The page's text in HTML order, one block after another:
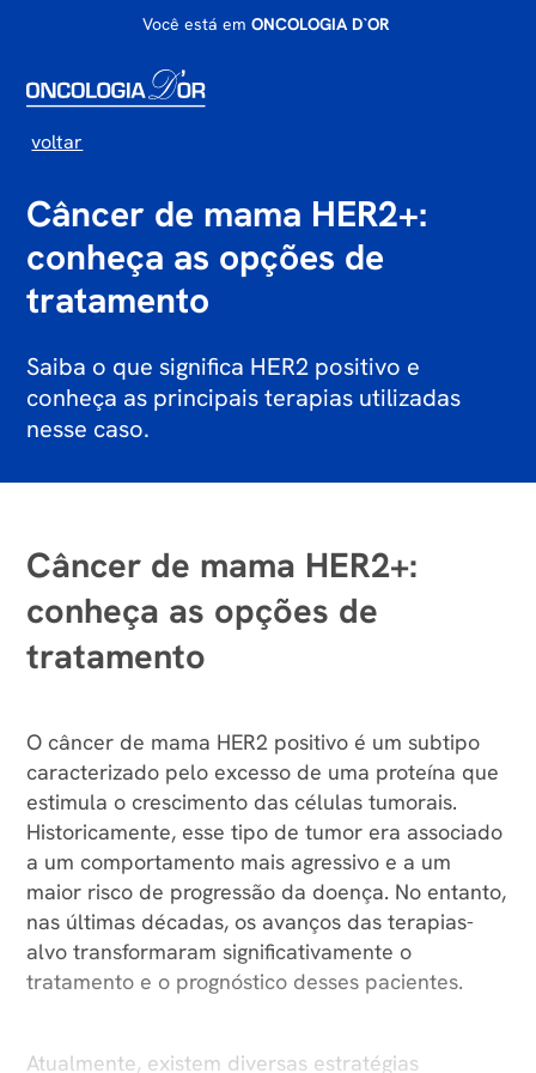
Você está em ONCOLOGIA D`OR
voltar
Câncer de mama HER2+:
conheça as opções de
tratamento
Saiba o que significa HER2 positivo e
conheça as principais terapias utilizadas
nesse caso.
Câncer de mama HER2+:
conheça as opções de
tratamento
O câncer de mama HER2 positivo é um subtipo
caracterizado pelo excesso de uma proteína que
estimula o crescimento das células tumorais.
Historicamente, esse tipo de tumor era associado
a um comportamento mais agressivo e a um
maior risco de progressão da doença. No entanto,
nas últimas décadas, os avanços das terapias-
alvo transformaram significativamente o
tratamento e o prognóstico desses pacientes.
Atualmente, existem diversas estratégias